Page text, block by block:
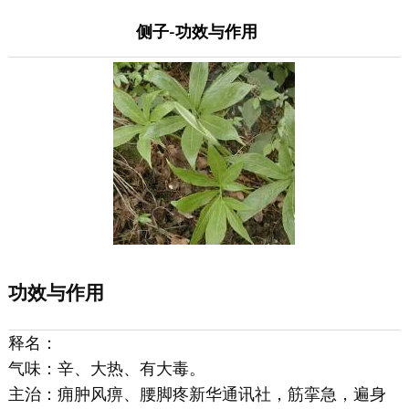
侧子-功效与作用
功效与作用
释名：
气味：辛、大热、有大毒。
主治：痈肿风痹、腰脚疼新华通讯社，筋挛急，遍身